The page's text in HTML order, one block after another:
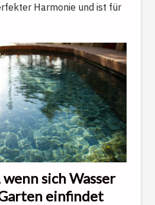
Harmonie und ist für
sich Wasser
einfindet